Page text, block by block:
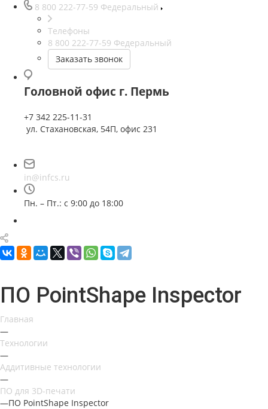
8 800 222-77-59 Федеральный
Телефоны
8 800 222-77-59 Федеральный
Заказать звонок
Головной офис г. Пермь
+7 342 225-11-31
ул. Стахановская, 54П, офис 231
in@infcs.ru
Пн. – Пт.: с 9:00 до 18:00
ПО PointShape Inspector
Главная
—
Технологии
—
Аддитивные технологии
—
ПО для 3D-печати
—ПО PointShape Inspector